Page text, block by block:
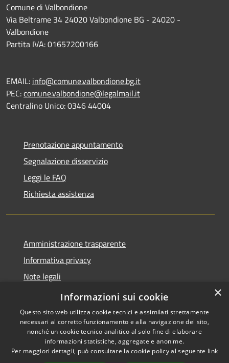
Comune di Valbondione
Via Beltrame 34 24020 Valbondione BG - 24020 -
Valbondione
Partita IVA: 01657200166
EMAIL: info@comune.valbondione.bg.it
PEC:comune.valbondione@legalmail.it
Centralino Unico: 0346 44004
Prenotazione appuntamento
Segnalazione disservizio
Leggi le FAQ
Richiesta assistenza
Amministrazione trasparente
Informativa privacy
Note legali
Dichiarazione di accessibilità
Accessibilità
Copyright © 2026 • Comune di
Valbondione • Powered by
×
Informazioni sui cookie
Questo sito web utilizza cookie tecnici e assimilati strettamente
necessari al corretto funzionamento e alla navigazione del sito,
nonché un cookie tecnico analitico al solo fine di elaborare
informazioni statistiche, aggregate e anonime.
Per maggiori dettagli, può consultare la cookie policy al seguente link